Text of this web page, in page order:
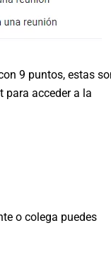
9 puntos, estas
para acceder a la
o colega puedes